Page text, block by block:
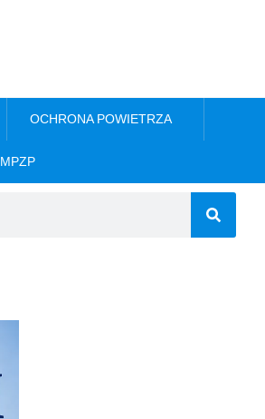
OCHRONA POWIETRZA
MPZP